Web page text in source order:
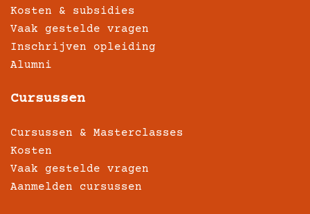
Kosten & subsidies
Vaak gestelde vragen
Inschrijven opleiding
Alumni
Cursussen
Cursussen & Masterclasses
Kosten
Vaak gestelde vragen
Aanmelden cursussen